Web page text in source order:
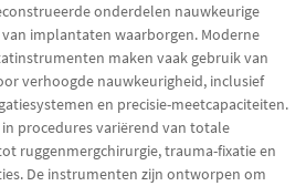
onderdelen nauwkeurige
implantaten waarborgen. Moderne
maken vaak gebruik van
verhoogde nauwkeurigheid, inclusief
en precisie-meetcapaciteiten.
in procedures variërend van totale
ruggenmergchirurgie, trauma-fixatie en
De instrumenten zijn ontworpen om